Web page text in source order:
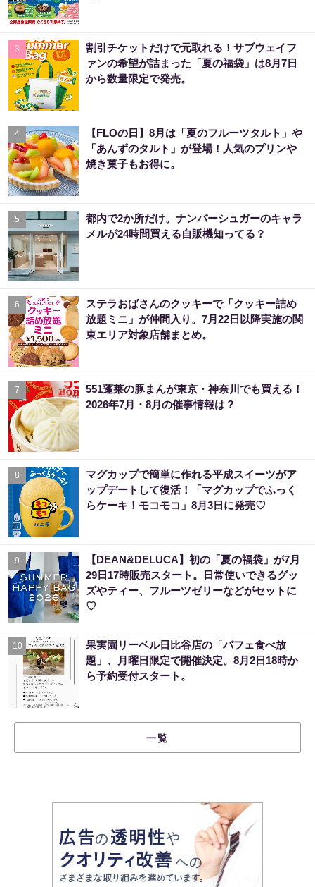
3
割引チケットだけで元取れる！サブウェイフ
ァンの希望が詰まった「夏の福袋」は8月7日
から数量限定で発売。
4
【FLOの日】8月は「夏のフルーツタルト」や
「あんずのタルト」が登場！人気のプリンや
焼き菓子もお得に。
5
都内で2か所だけ。ナンバーシュガーのキャラ
メルが24時間買える自販機知ってる？
6
ステラおばさんのクッキーで「クッキー詰め
放題ミニ」が仲間入り。7月22日以降実施の関
東エリア対象店舗まとめ。
7
551蓬莱の豚まんが東京・神奈川でも買える！
2026年7月・8月の催事情報は？
8
マグカップで簡単に作れる平成スイーツがア
ップデートして復活！「マグカップでふっく
らケーキ！モコモコ」8月3日に発売♡
9
【DEAN&DELUCA】初の「夏の福袋」が7月
29日17時販売スタート。日常使いできるグッ
ズやティー、フルーツゼリーなどがセットに
♡
10
果実園リーベル日比谷店の「パフェ食べ放
題」、月曜日限定で開催決定。8月2日18時か
ら予約受付スタート。
一覧